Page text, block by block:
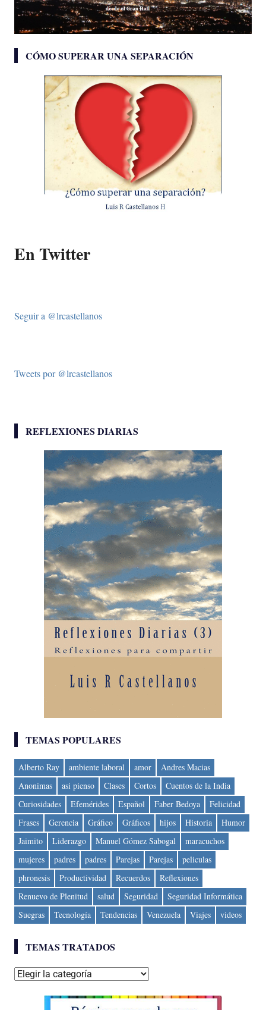
CÓMO SUPERAR UNA SEPARACIÓN
En Twitter
Seguir a @lrcastellanos
Tweets por @lrcastellanos
REFLEXIONES DIARIAS
TEMAS POPULARES
Alberto Ray ambiente laboral amor
Andres Macias
Anonimas
asi pienso Clases Cortos
Cuentos de la India
Curiosidades
Efemérides Español Faber Bedoya
Felicidad
Frases
Gerencia Gráfico Gráficos hijos Historia
Humor
Jaimito
Liderazgo Manuel Gómez Sabogal
maracuchos
mujeres
padres padres Parejas Parejas
peliculas
phronesis
Productividad Recuerdos
Reflexiones
Renuevo de Plenitud
salud Seguridad
Seguridad Informática
Suegras
Tecnología Tendencias Venezuela Viajes videos
TEMAS TRATADOS
Temas